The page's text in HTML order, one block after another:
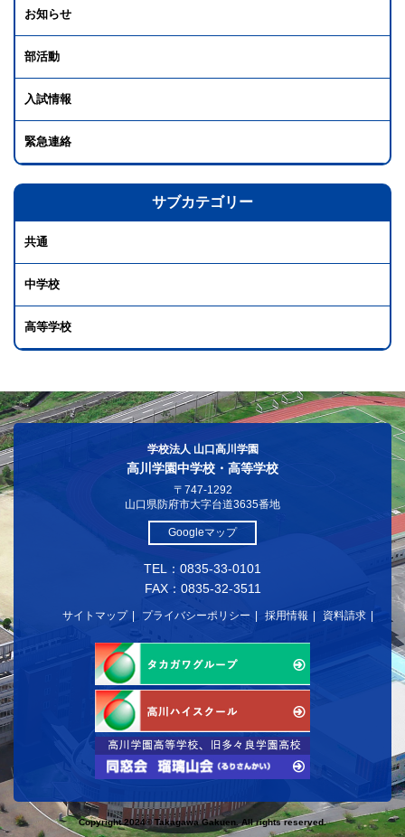
お知らせ
部活動
入試情報
緊急連絡
サブカテゴリー
共通
中学校
高等学校
学校法人 山口高川学園
高川学園中学校・高等学校
〒747-1292
山口県防府市大字台道3635番地
Googleマップ
TEL：0835-33-0101
FAX：0835-32-3511
サイトマップ プライバシーポリシー 採用情報 資料請求
Copyright 2024© Takagawa Gakuen. All rights reserved.